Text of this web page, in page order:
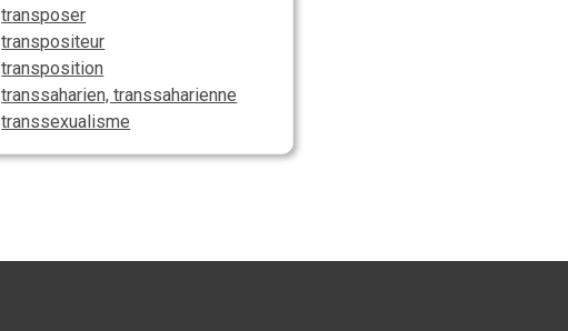
transposer
transpositeur
transposition
transsaharien, transsaharienne
transsexualisme